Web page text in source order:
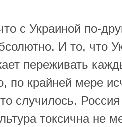
с Украиной по-
И то, что
переживать
по крайней мере
случилось.
токсична не